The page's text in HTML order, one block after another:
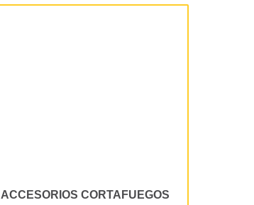
ACCESORIOS CORTAFUEGOS